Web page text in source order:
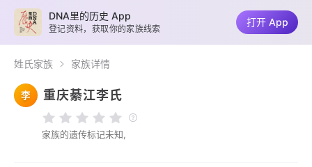
姓氏家族 家族详情
李 重庆綦江李氏
家族的遗传标记未知,
DNA里的历史 App
登记资料，获取你的家族线索
打开 App